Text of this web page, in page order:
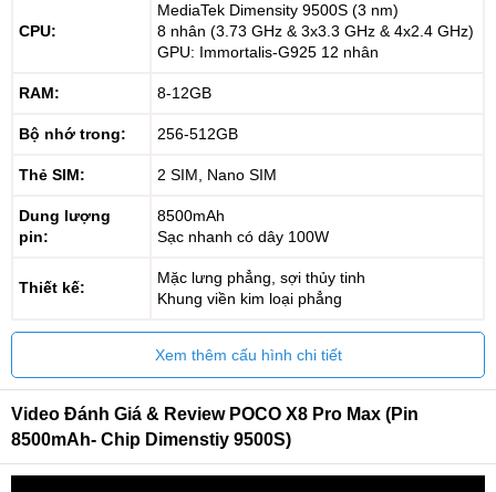
CPU:
MediaTek Dimensity 9500S (3 nm)
8 nhân (3.73 GHz & 3x3.3 GHz & 4x2.4 GHz)
GPU: Immortalis-G925 12 nhân
RAM: 8-12GB
Bộ nhớ trong: 256-512GB
Thẻ SIM: 2 SIM, Nano SIM
Dung lượng
pin:
8500mAh
Sạc nhanh có dây 100W
Thiết kế:
Mặc lưng phẳng, sợi thủy tinh
Khung viền kim loại phẳng
Xem thêm cấu hình chi tiết
Video Đánh Giá & Review POCO X8 Pro Max (Pin
8500mAh- Chip Dimenstiy 9500S)